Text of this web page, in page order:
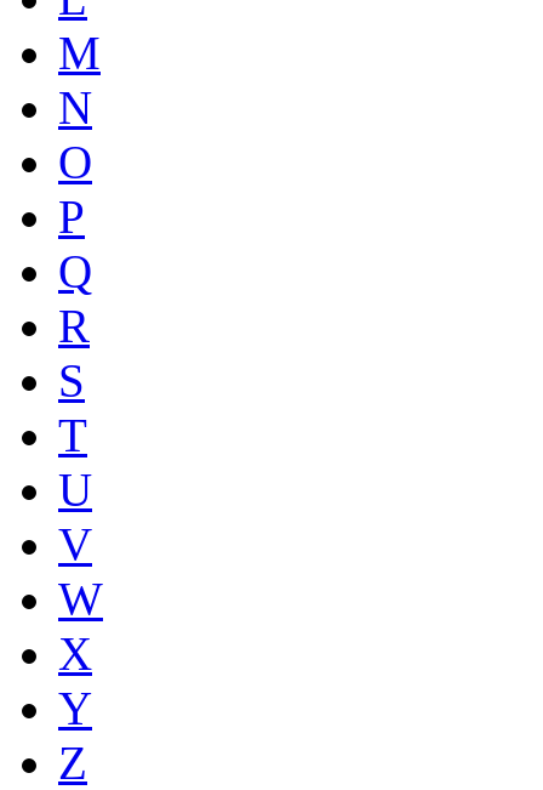
M
N
O
P
Q
R
S
T
U
V
W
X
Y
Z